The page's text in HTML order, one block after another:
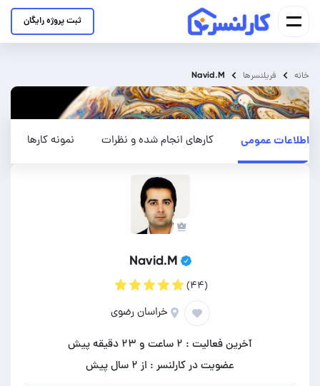
ثبت پروژه رایگان
خانه فریلنسرها Navid.M
نمونه کارها کارهای انجام شده و نظرات اطلاعات عمومی
Navid.M
(۴۴)
خراسان رضوی
آخرین فعالیت : ۲ ساعت و ۲۳ دقیقه پیش
عضویت در کارلنسر : از ۲ سال پیش